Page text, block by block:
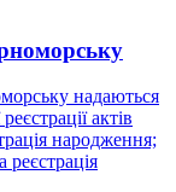
надаються
актів
народження;